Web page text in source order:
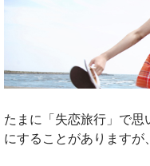
たまに「失恋旅行」で
にすることがありますが